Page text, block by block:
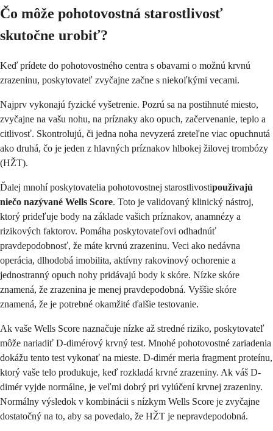
Čo môže pohotovostná starostlivosť
skutočne urobiť?
Keď prídete do pohotovostného centra s obavami o možnú krvnú
zrazeninu, poskytovateľ zvyčajne začne s niekoľkými vecami.
Najprv vykonajú fyzické vyšetrenie. Pozrú sa na postihnuté miesto,
zvyčajne na vašu nohu, na príznaky ako opuch, začervenanie, teplo a
citlivosť. Skontrolujú, či jedna noha nevyzerá zreteľne viac opuchnutá
ako druhá, čo je jeden z hlavných príznakov hlbokej žilovej trombózy
(HŽT).
Ďalej mnohí poskytovatelia pohotovostnej starostlivostipoužívajú
niečo nazývané Wells Score. Toto je validovaný klinický nástroj,
ktorý prideľuje body na základe vašich príznakov, anamnézy a
rizikových faktorov. Pomáha poskytovateľovi odhadnúť
pravdepodobnosť, že máte krvnú zrazeninu. Veci ako nedávna
operácia, dlhodobá imobilita, aktívny rakovinový ochorenie a
jednostranný opuch nohy pridávajú body k skóre. Nízke skóre
znamená, že zrazenina je menej pravdepodobná. Vyššie skóre
znamená, že je potrebné okamžité ďalšie testovanie.
Ak vaše Wells Score naznačuje nízke až stredné riziko, poskytovateľ
môže nariadiť D-dimérový krvný test. Mnohé pohotovostné zariadenia
dokážu tento test vykonať na mieste. D-dimér meria fragment proteínu,
ktorý vaše telo produkuje, keď rozkladá krvné zrazeniny. Ak váš D-
dimér vyjde normálne, je veľmi dobrý pri vylúčení krvnej zrazeniny.
Normálny výsledok v kombinácii s nízkym Wells Score je zvyčajne
dostatočný na to, aby sa povedalo, že HŽT je nepravdepodobná.